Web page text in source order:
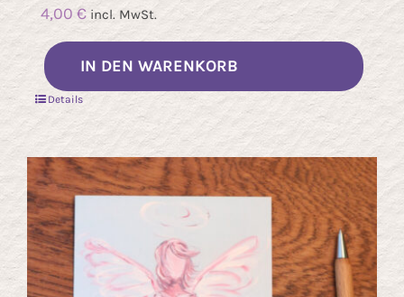
4,00 € incl. MwSt.
IN DEN WARENKORB
Details